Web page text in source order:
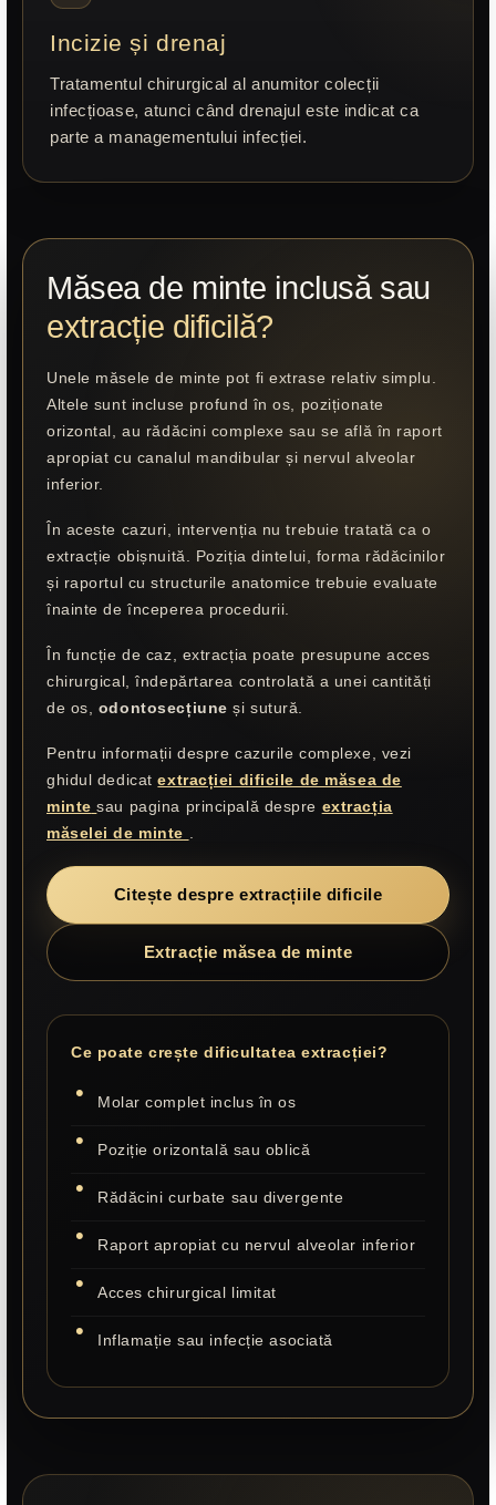
Incizie și drenaj
Tratamentul chirurgical al anumitor colecții
infecțioase, atunci când drenajul este indicat ca
parte a managementului infecției.
Măsea de minte inclusă sau
extracție dificilă?
Unele măsele de minte pot fi extrase relativ simplu.
Altele sunt incluse profund în os, poziționate
orizontal, au rădăcini complexe sau se află în raport
apropiat cu canalul mandibular și nervul alveolar
inferior.
În aceste cazuri, intervenția nu trebuie tratată ca o
extracție obișnuită. Poziția dintelui, forma rădăcinilor
și raportul cu structurile anatomice trebuie evaluate
înainte de începerea procedurii.
În funcție de caz, extracția poate presupune acces
chirurgical, îndepărtarea controlată a unei cantități
de os, odontosecțiune și sutură.
Pentru informații despre cazurile complexe, vezi
ghidul dedicatextracției dificile de măsea de
minte sau pagina principală despre extracția
măselei de minte
Citește despre extracțiile dificile
Extracție măsea de minte
Ce poate crește dificultatea extracției?
Molar complet inclus în os
Poziție orizontală sau oblică
Rădăcini curbate sau divergente
Raport apropiat cu nervul alveolar inferior
Acces chirurgical limitat
Inflamație sau infecție asociată